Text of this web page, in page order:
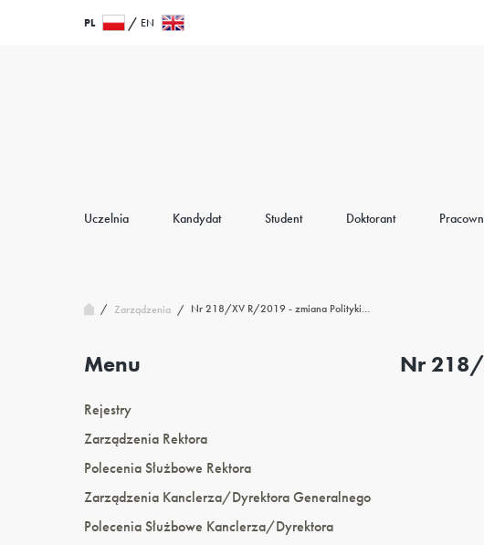
PL EN
Uczelnia Kandydat Student Doktorant
/ Zarządzenia / Nr 218/XV R/2019 - zmiana Polityki…
Menu
Rejestry
Zarządzenia Rektora
Polecenia Służbowe Rektora
Zarządzenia Kanclerza/Dyrektora Generalnego
Polecenia Służbowe Kanclerza/Dyrektora
Nr 218/